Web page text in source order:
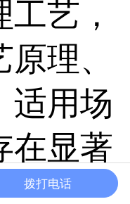
艺，
理、
适用场
在显著
是两者
拨打电话